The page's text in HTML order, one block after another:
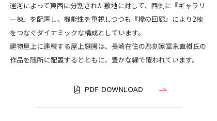
コンプライアンスポリシー プライバシーポリシー ご利用規約
運河によって東西に分割された敷地に対して、西側に『ギャラリ
ー棟』を配置し、機能性を重視しつつも『橋の回廊』により2棟
をつなぐダイナミックな構成としています。
建物屋上に連続する屋上庭園は、長崎在住の彫刻家富永直樹氏の
作品を随所に配置するとともに、豊かな緑で覆われています。
PDF DOWNLOAD